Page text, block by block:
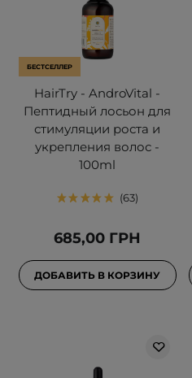
БЕСТСЕЛЛЕР
HairTry - AndroVital -
Пептидный лосьон для
стимуляции роста и
укрепления волос -
100ml
63
685,00 ГРН
ДОБАВИТЬ В КОРЗИНУ